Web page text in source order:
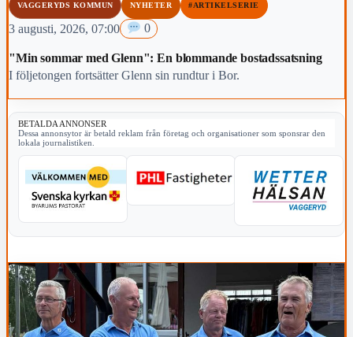
VAGGERYDS KOMMUN NYHETER #ARTIKELSERIE
3 augusti, 2026, 07:00 0
"Min sommar med Glenn": En blommande bostadssatsning
I följetongen fortsätter Glenn sin rundtur i Bor.
BETALDA ANNONSER
Dessa annonsytor är betald reklam från företag och organisationer som sponsrar den
lokala journalistiken.